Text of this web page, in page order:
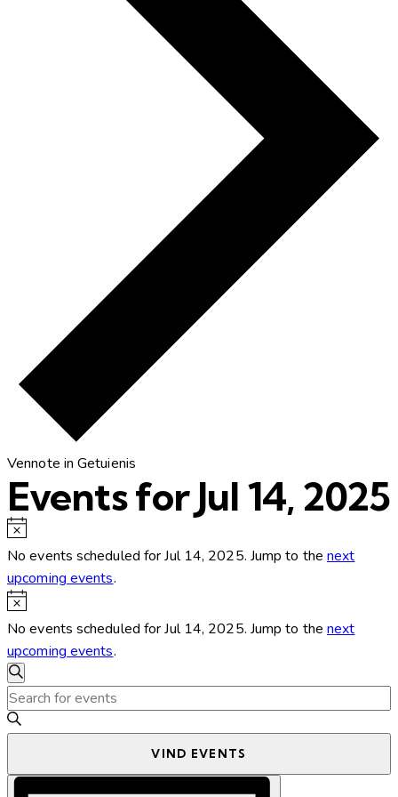
Vennote in Getuienis
Events for Jul 14, 2025
No events scheduled for Jul 14, 2025. Jump to thenext
upcoming events.
No events scheduled for Jul 14, 2025. Jump to thenext
upcoming events.
Events
Search
and
Search
Enter
Keyword.
Search
Events
VIND EVENTS
Event